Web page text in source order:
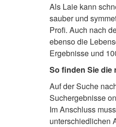
Als Laie kann
sauber und
Profi. Auch nach
ebenso die
Ergebnisse und
So finden Sie die
Auf der Suche
Suchergebnisse
Im Anschluss
unterschiedlichen